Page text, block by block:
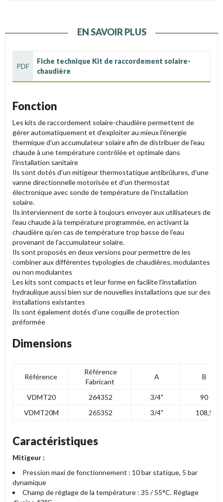
EN SAVOIR PLUS
PDF
Fiche technique Kit de raccordement solaire-
chaudière
Fonction
Les kits de raccordement solaire-chaudière permettent de
gérer automatiquement et d'exploiter au mieux l'énergie
thermique d'un accumulateur solaire afin de distribuer de l'eau
chaude à une température contrôlée et optimale dans
l'installation sanitaire
Ils sont dotés d'un mitigeur thermostatique antibrûlures, d'une
vanne directionnelle motorisée et d'un thermostat
électronique avec sonde de température de l'installation
solaire.
Ils interviennent de sorte à toujours envoyer aux utilisateurs de
l'eau chaude à la température programmée, en activant la
chaudière qu’en cas de température trop basse de l’eau
provenant de l’accumulateur solaire.
Ils sont proposés en deux versions pour permettre de les
combiner aux différentes typologies de chaudières, modulantes
ou non modulantes
Les kits sont compacts et leur forme en facilite l'installation
hydraulique aussi bien sur de nouvelles installations que sur des
installations existantes
Ils sont également dotés d'une coquille de protection
préformée
Dimensions
Référence
Référence
Fabricant
A B
VDMT20 264352 3/4"
90
VDMT20M
265352 3/4" 108,5
Caractéristiques
Mitigeur :
Pression maxi de fonctionnement : 10 bar statique, 5 bar
dynamique
Champ de réglage de la température : 35 / 55°C. Réglage